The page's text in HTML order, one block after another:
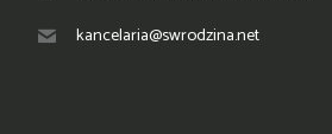
kancelaria@swrodzina.net